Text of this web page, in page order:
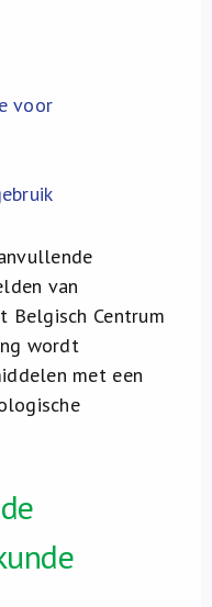
voor
van
Belgisch Centrum
wordt
met een